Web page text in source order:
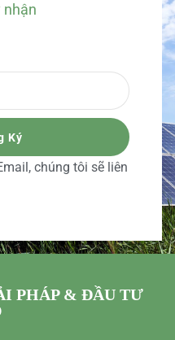
nhận
Ký
chúng tôi sẽ liên
PHÁP & ĐẦU TƯ